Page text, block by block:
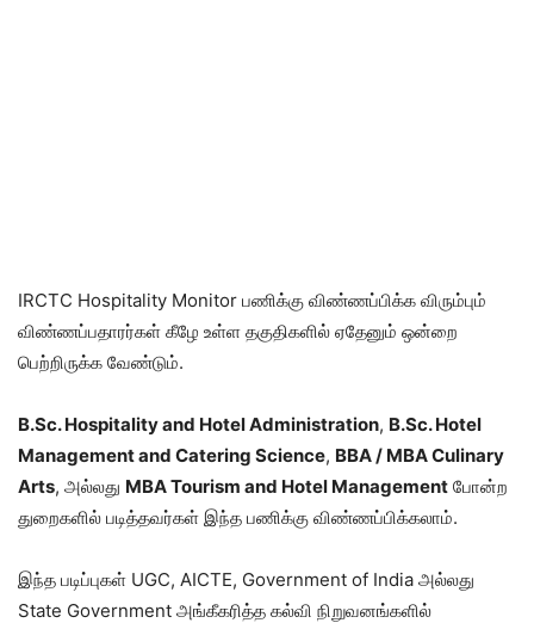
IRCTC Hospitality Monitor பணிக்கு விண்ணப்பிக்க விரும்பும்
விண்ணப்பதாரர்கள் கீழே உள்ள தகுதிகளில் ஏதேனும் ஒன்றை
பெற்றிருக்க வேண்டும்.
B.Sc. Hospitality and Hotel Administration, B.Sc. Hotel
Management and Catering Science, BBA / MBA Culinary
Arts, அல்லது MBA Tourism and Hotel Management போன்ற
துறைகளில் படித்தவர்கள் இந்த பணிக்கு விண்ணப்பிக்கலாம்.
இந்த படிப்புகள் UGC, AICTE, Government of India அல்லது
State Government அங்கீகரித்த கல்வி நிறுவனங்களில்